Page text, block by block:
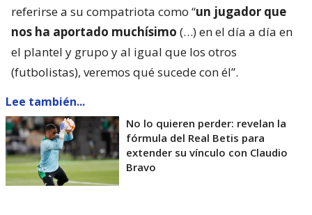
referirse a su compatriota como “un jugador que
nos ha aportado muchísimo (…) en el día a día en
el plantel y grupo y al igual que los otros
(futbolistas), veremos qué sucede con él”.
Lee también...
No lo quieren perder: revelan la
fórmula del Real Betis para
extender su vínculo con Claudio
Bravo